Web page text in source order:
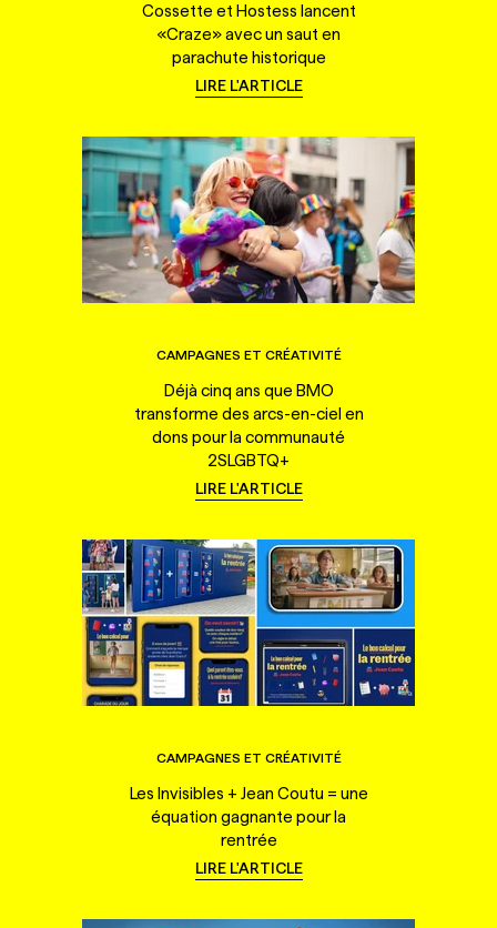
Cossette et Hostess lancent
«Craze» avec un saut en
parachute historique
LIRE L'ARTICLE
CAMPAGNES ET CRÉATIVITÉ
Déjà cinq ans que BMO
transforme des arcs-en-ciel en
dons pour la communauté
2SLGBTQ+
LIRE L'ARTICLE
CAMPAGNES ET CRÉATIVITÉ
Les Invisibles + Jean Coutu = une
équation gagnante pour la
rentrée
LIRE L'ARTICLE